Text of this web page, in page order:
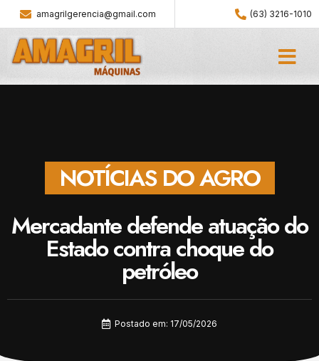
amagrilgerencia@gmail.com (63) 3216-1010
NOTÍCIAS DO AGRO
Mercadante defende atuação do
Estado contra choque do
petróleo
Postado em: 17/05/2026